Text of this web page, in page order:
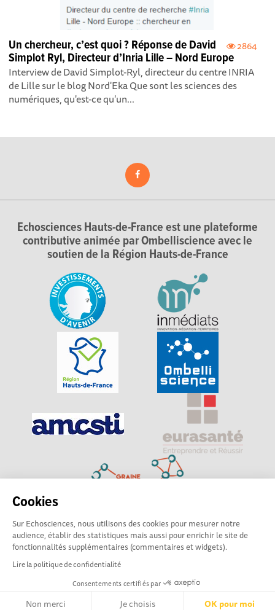
Cookies
Sur Echosciences, nous utilisons des cookies pour mesurer notre
audience, établir des statistiques mais aussi pour enrichir le site de
fonctionnalités supplémentaires (commentaires et widgets).
Lire la politique de confidentialité
Consentements certifiés par
Non merci Je choisis OK pour moi
2864
Un chercheur, c’est quoi ? Réponse de David
Simplot Ryl, Directeur d’Inria Lille – Nord Europe
Interview de David Simplot-Ryl, directeur du centre INRIA
de Lille sur le blog Nord'Eka Que sont les sciences des
numériques, qu'est-ce qu'un...
Echosciences Hauts-de-France est une plateforme
contributive animée par Ombelliscience avec le
soutien de la Région Hauts-de-France
Explorer, s’exprimer, rentrer en contact : Echosciences
Hauts-de-France est le réseau social des amateurs de
sciences et de technologies du territoire
Mentions légales|Politique de confidentialité
Ligne éditoriale